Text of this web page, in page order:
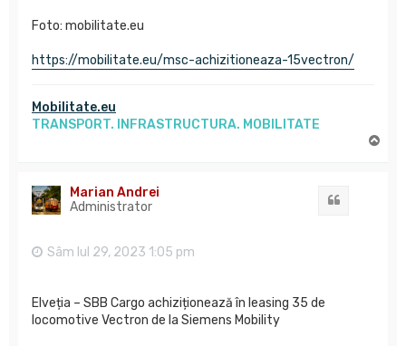
Foto: mobilitate.eu
https://mobilitate.eu/msc-achizitioneaza-15vectron/
Mobilitate.eu
TRANSPORT. INFRASTRUCTURA. MOBILITATE
Marian Andrei
Administrator
Sâm Iul 29, 2023 1:05 pm
Elveția – SBB Cargo achiziționează în leasing 35 de
locomotive Vectron de la Siemens Mobility